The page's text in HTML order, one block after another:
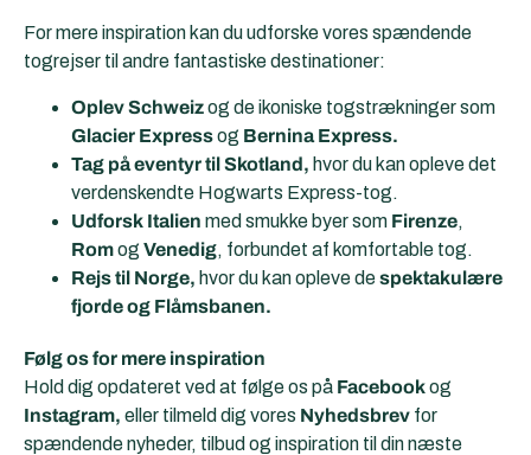
For mere inspiration kan du udforske vores spændende
togrejser til andre fantastiske destinationer:
Oplev Schweizog de ikoniske togstrækninger som
Glacier Expressog Bernina Express.
Tag på eventyr til Skotland, hvor du kan opleve det
verdenskendte Hogwarts Express-tog.
Udforsk Italien med smukke byer som Firenze,
Romog Venedig, forbundet af komfortable tog.
Rejs til Norge, hvor du kan opleve despektakulære
fjorde og Flåmsbanen.
Følg os for mere inspiration
Hold dig opdateret ved at følge os på Facebookog
Instagram, eller tilmeld dig vores Nyhedsbrev for
spændende nyheder, tilbud og inspiration til din næste